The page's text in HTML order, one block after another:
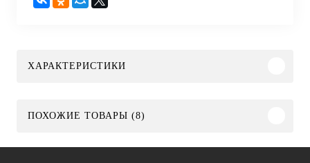
ХАРАКТЕРИСТИКИ
ПОХОЖИЕ ТОВАРЫ (8)